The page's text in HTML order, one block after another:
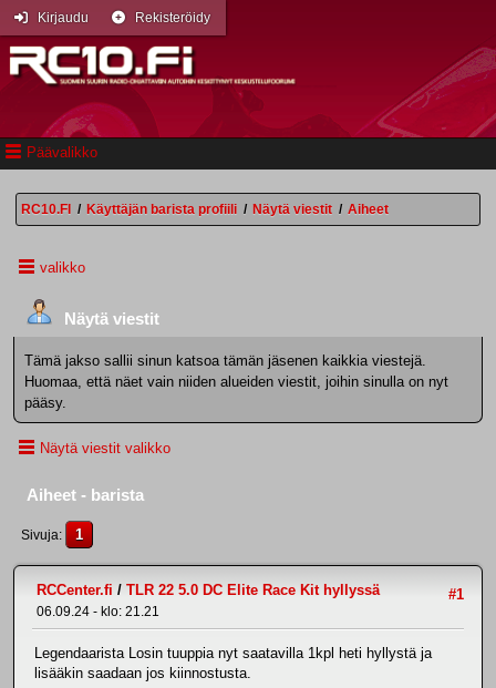
Päävalikko
Kirjaudu Rekisteröidy
RC10.FI / Käyttäjän barista profiili / Näytä viestit / Aiheet
valikko
Näytä viestit
Tämä jakso sallii sinun katsoa tämän jäsenen kaikkia viestejä.
Huomaa, että näet vain niiden alueiden viestit, joihin sinulla on nyt
pääsy.
Näytä viestit valikko
Aiheet - barista
Sivuja 1
#1
RCCenter.fi / TLR 22 5.0 DC Elite Race Kit hyllyssä
06.09.24 - klo: 21.21
Legendaarista Losin tuuppia nyt saatavilla 1kpl heti hyllystä ja
lisääkin saadaan jos kiinnostusta.